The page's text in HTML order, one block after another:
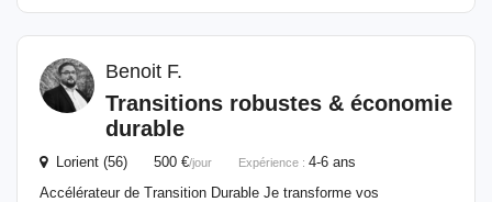
Benoit F.
Transitions robustes & économie
durable
Lorient (56) 500 €/jour Expérience : 4-6 ans
Accélérateur de Transition Durable Je transforme vos